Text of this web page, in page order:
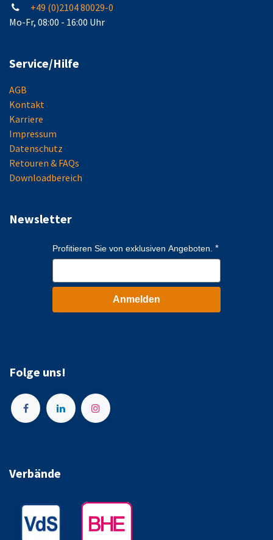
+49 (0)2104 80029-0
Mo-Fr, 08:00 - 16:00 Uhr
Service/Hilfe
AGB
Kontakt
Karriere
Impressum
Datenschutz
Retouren & FAQs
Downloadbereich
Newsletter
Profitieren Sie von exklusiven Angeboten.
Anmelden
Folge uns!
Verbände